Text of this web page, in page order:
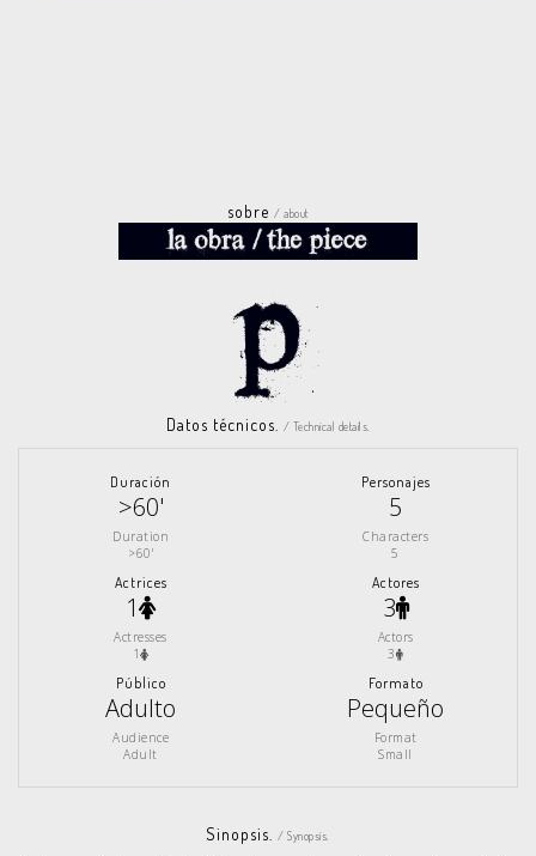
sobre/ about
Datos técnicos. / Technical details.
Duración
>60'
Duration
>60'
Personajes
5
Characters
5
Actrices
1
Actresses
1
Actores
3
Actors
3
Público
Adulto
Audience
Adult
Formato
Pequeño
Format
Small
Sinopsis./ Synopsis.